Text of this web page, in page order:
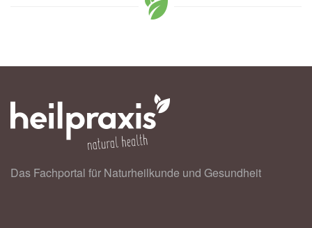
Das Fachportal für Naturheilkunde und Gesundheit